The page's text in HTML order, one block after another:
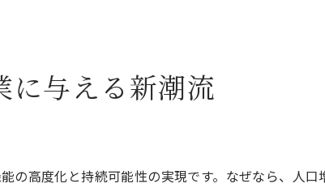
動制御技術が建設業の効率化を実現
を深める柏市の最新事例徹底解説
設業界の今を知る柏市の最新事例紹介
に与える新潮流
の高度化と持続可能性の実現です。なぜなら、人